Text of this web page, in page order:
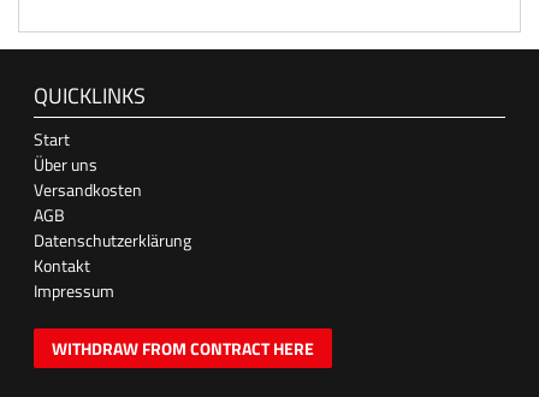
QUICKLINKS
Start
Über uns
Versandkosten
AGB
Datenschutzerklärung
Kontakt
Impressum
WITHDRAW FROM CONTRACT HERE